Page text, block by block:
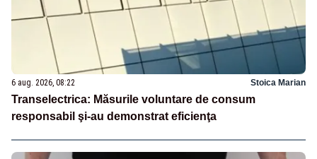
6 aug. 2026, 08:22 Stoica Marian
Transelectrica: Măsurile voluntare de consum
responsabil şi-au demonstrat eficienţa